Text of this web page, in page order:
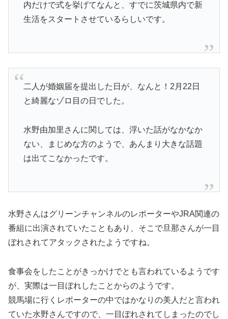
内だけで式を挙げてなんと、すでに茨城県内で新
生活をスタートさせているらしいです。
二人が婚姻届を提出した日が、なんと！2月22日
と綺麗なゾロ目の日でした。
水野由加里さんに関しては、浮いた話がなかなか
ない、まじめな方のようで、あんまり大きな話題
は出てこなかったです。
水野さんはグリーンチャンネルのレポーターやJRA関連の
番組に出演されていたこともあり、そこで旦那さんが一目
ぼれされてアタックされたようですね。
食事会をしたことがきっかけでとも言われているようです
が、実際は一目ぼれしたことからのようです。
競馬場に行くレポーターの中ではかなりの美人だと言われ
ていた水野さんですので、一目ぼれされてしまったのでし